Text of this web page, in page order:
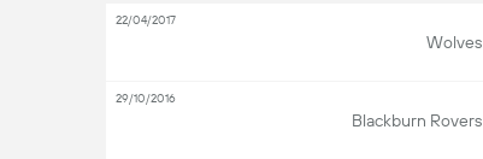
Wolves
22/04/2017
Blackburn Rovers
29/10/2016